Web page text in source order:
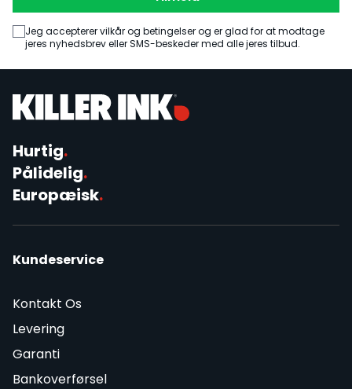
Jeg accepterer vilkår og betingelser og er glad for at modtage
jeres nyhedsbrev eller SMS-beskeder med alle jeres tilbud.
Hurtig.
Pålidelig.
Europæisk.
Kundeservice
Kontakt Os
Levering
Garanti
Bankoverførsel